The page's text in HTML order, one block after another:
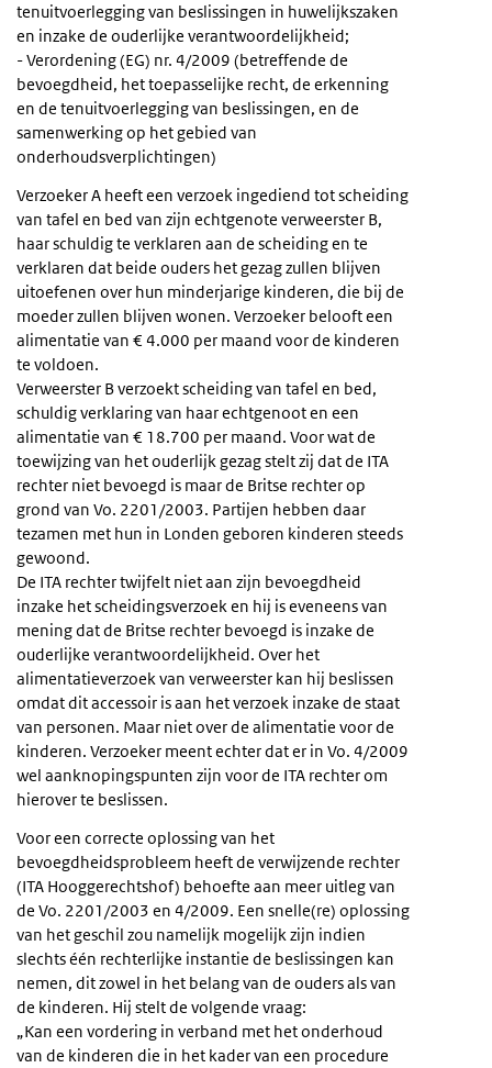
tenuitvoerlegging van beslissingen in huwelijkszaken
en inzake de ouderlijke verantwoordelijkheid;
- Verordening (EG) nr. 4/2009 (betreffende de
bevoegdheid, het toepasselijke recht, de erkenning
en de tenuitvoerlegging van beslissingen, en de
samenwerking op het gebied van
onderhoudsverplichtingen)
Verzoeker A heeft een verzoek ingediend tot scheiding
van tafel en bed van zijn echtgenote verweerster B,
haar schuldig te verklaren aan de scheiding en te
verklaren dat beide ouders het gezag zullen blijven
uitoefenen over hun minderjarige kinderen, die bij de
moeder zullen blijven wonen. Verzoeker belooft een
alimentatie van € 4.000 per maand voor de kinderen
te voldoen.
Verweerster B verzoekt scheiding van tafel en bed,
schuldig verklaring van haar echtgenoot en een
alimentatie van € 18.700 per maand. Voor wat de
toewijzing van het ouderlijk gezag stelt zij dat de ITA
rechter niet bevoegd is maar de Britse rechter op
grond van Vo. 2201/2003. Partijen hebben daar
tezamen met hun in Londen geboren kinderen steeds
gewoond.
De ITA rechter twijfelt niet aan zijn bevoegdheid
inzake het scheidingsverzoek en hij is eveneens van
mening dat de Britse rechter bevoegd is inzake de
ouderlijke verantwoordelijkheid. Over het
alimentatieverzoek van verweerster kan hij beslissen
omdat dit accessoir is aan het verzoek inzake de staat
van personen. Maar niet over de alimentatie voor de
kinderen. Verzoeker meent echter dat er in Vo. 4/2009
wel aanknopingspunten zijn voor de ITA rechter om
hierover te beslissen.
Voor een correcte oplossing van het
bevoegdheidsprobleem heeft de verwijzende rechter
(ITA Hooggerechtshof) behoefte aan meer uitleg van
de Vo. 2201/2003 en 4/2009. Een snelle(re) oplossing
van het geschil zou namelijk mogelijk zijn indien
slechts één rechterlijke instantie de beslissingen kan
nemen, dit zowel in het belang van de ouders als van
de kinderen. Hij stelt de volgende vraag:
„Kan een vordering in verband met het onderhoud
van de kinderen die in het kader van een procedure